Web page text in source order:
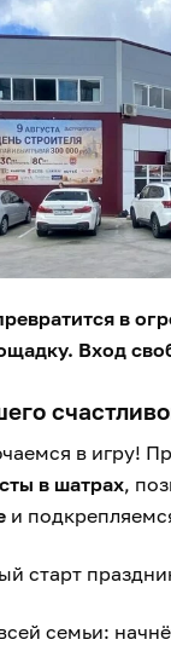
в
Вход
в игру!
в шатрах,
и
старт
семьи: